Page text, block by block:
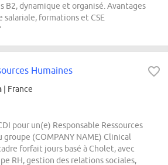
B2, dynamique et organisé. Avantages
salariale, formations et CSE
Humaines
| France
pour un(e) Responsable Ressources
groupe (COMPANY NAME) Clinical
forfait jours basé à Cholet, avec
RH, gestion des relations sociales,